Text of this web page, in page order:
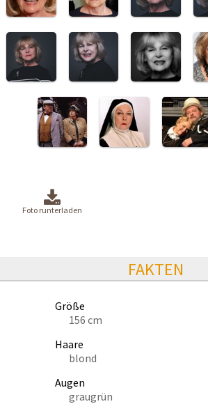
Foto runterladen
FAKTEN
Größe
156 cm
Haare
blond
Augen
graugrün